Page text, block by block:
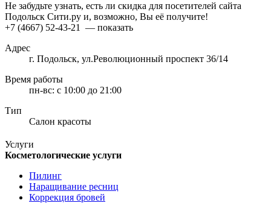
Не забудьте узнать, есть ли скидка для посетителей сайта
Подольск Сити.ру и, возможно, Вы её получите!
+7 (4667) 52-43-21
— показать
Адрес
г. Подольск, ул.Революционный проспект 36/14
Время работы
пн-вс: с 10:00 до 21:00
Тип
Салон красоты
Услуги
Косметологические услуги
Пилинг
Наращивание ресниц
Коррекция бровей